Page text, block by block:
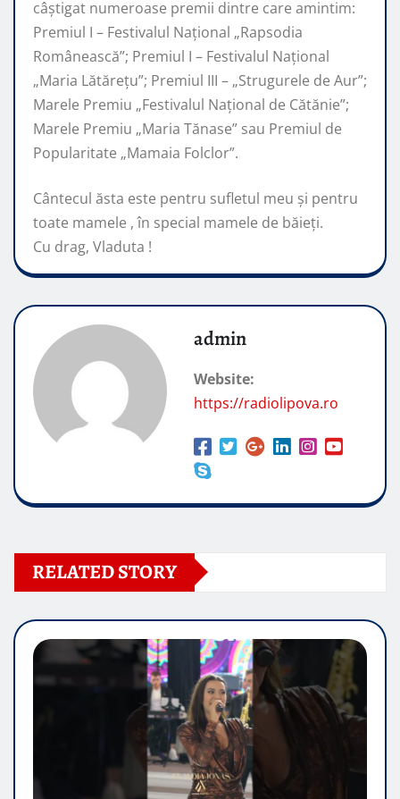
câştigat numeroase premii dintre care amintim:
Premiul I – Festivalul Național „Rapsodia
Românească”; Premiul I – Festivalul Național
„Maria Lătărețu”; Premiul III – „Strugurele de Aur”;
Marele Premiu „Festivalul Național de Cătănie”;
Marele Premiu „Maria Tănase” sau Premiul de
Popularitate „Mamaia Folclor”.
Cântecul ăsta este pentru sufletul meu și pentru
toate mamele , în special mamele de băieți.
Cu drag, Vladuta !
admin
Website:
https://radiolipova.ro
RELATED STORY